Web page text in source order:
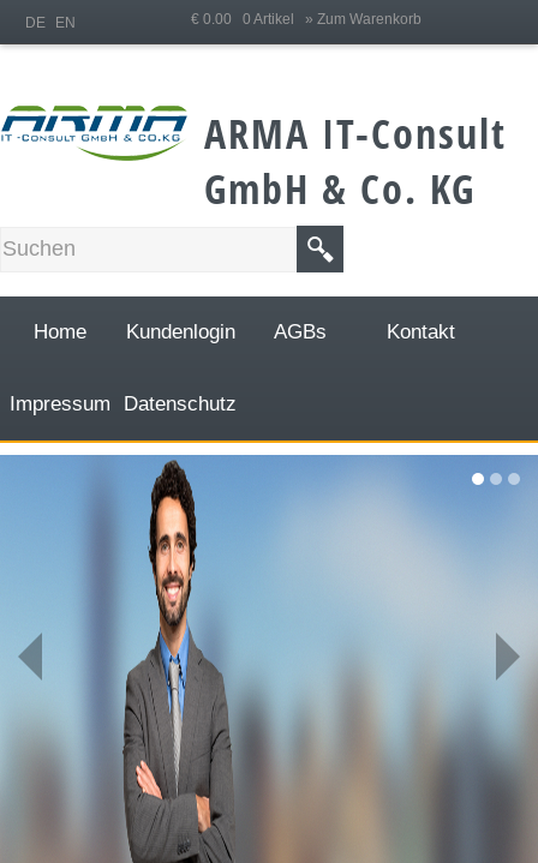
€ 0.00 0 Artikel » Zum Warenkorb
DE EN
ARMA IT-Consult
GmbH & Co. KG
Home Kundenlogin AGBs Kontakt
Impressum Datenschutz